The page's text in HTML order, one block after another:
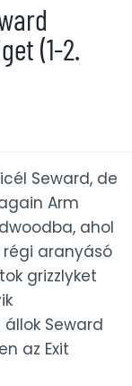
(1-2.
Seward, de
Arm
ahol
aranyásó
grizzlyket
Seward
az Exit